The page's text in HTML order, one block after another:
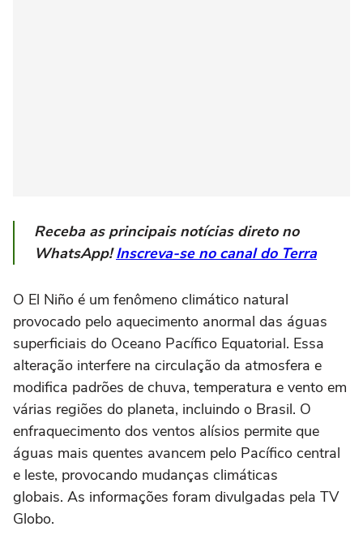
Receba as principais notícias direto no
WhatsApp!Inscreva-se no canal do Terra
O El Niño é um fenômeno climático natural
provocado pelo aquecimento anormal das águas
superficiais do Oceano Pacífico Equatorial. Essa
alteração interfere na circulação da atmosfera e
modifica padrões de chuva, temperatura e vento em
várias regiões do planeta, incluindo o Brasil. O
enfraquecimento dos ventos alísios permite que
águas mais quentes avancem pelo Pacífico central
e leste, provocando mudanças climáticas
globais. As informações foram divulgadas pela TV
Globo.